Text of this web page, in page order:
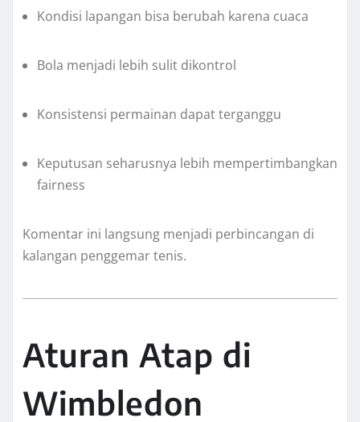
Kondisi lapangan bisa berubah karena cuaca
Bola menjadi lebih sulit dikontrol
Konsistensi permainan dapat terganggu
Keputusan seharusnya lebih mempertimbangkan
fairness
Komentar ini langsung menjadi perbincangan di
kalangan penggemar tenis.
Aturan Atap di
Wimbledon